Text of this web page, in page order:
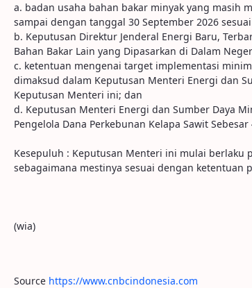
a. badan usaha bahan bakar minyak yang masih
sampai dengan tanggal 30 September 2026
b. Keputusan Direktur Jenderal Energi Baru,
Bahan Bakar Lain yang Dipasarkan di Dalam
c. ketentuan mengenai target implementasi
dimaksud dalam Keputusan Menteri Energi dan
Keputusan Menteri ini; dan
d. Keputusan Menteri Energi dan Sumber Daya
Pengelola Dana Perkebunan Kelapa Sawit
Kesepuluh : Keputusan Menteri ini mulai berlaku
sebagaimana mestinya sesuai dengan
(wia)
Source https://www.cnbcindonesia.com